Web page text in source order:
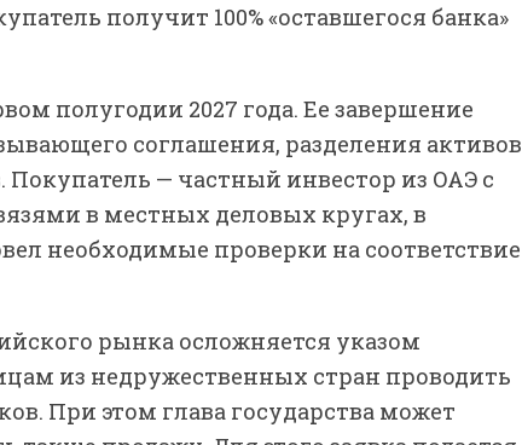
получит 100% «оставшегося банка»
полугодии 2027 года. Ее завершение
соглашения, разделения активов
Покупатель — частный инвестор из ОАЭ с
в местных деловых кругах, в
необходимые проверки на соответствие
рынка осложняется указом
из недружественных стран проводить
При этом глава государства может